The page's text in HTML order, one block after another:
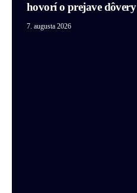
hovorí o prejave dôvery
7. augusta 2026